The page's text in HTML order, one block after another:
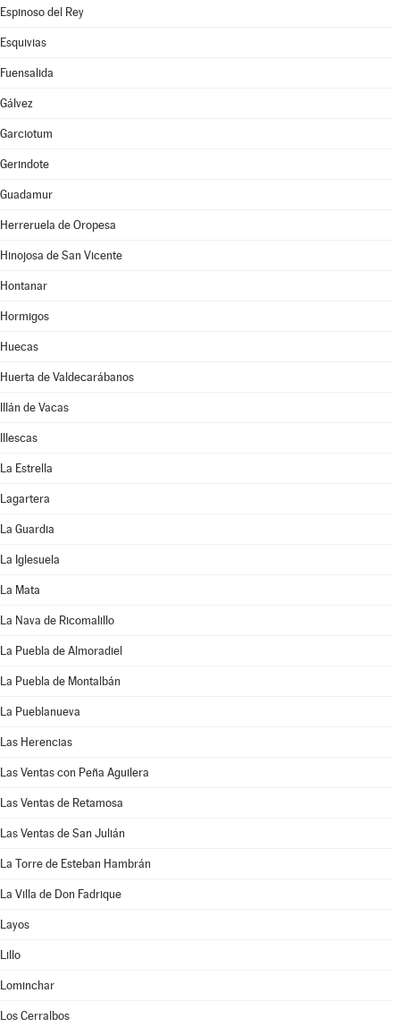
Espinoso del Rey
Esquivias
Fuensalida
Gálvez
Garciotum
Gerindote
Guadamur
Herreruela de Oropesa
Hinojosa de San Vicente
Hontanar
Hormigos
Huecas
Huerta de Valdecarábanos
Illán de Vacas
Illescas
La Estrella
Lagartera
La Guardia
La Iglesuela
La Mata
La Nava de Ricomalillo
La Puebla de Almoradiel
La Puebla de Montalbán
La Pueblanueva
Las Herencias
Las Ventas con Peña Aguilera
Las Ventas de Retamosa
Las Ventas de San Julián
La Torre de Esteban Hambrán
La Villa de Don Fadrique
Layos
Lillo
Lominchar
Los Cerralbos